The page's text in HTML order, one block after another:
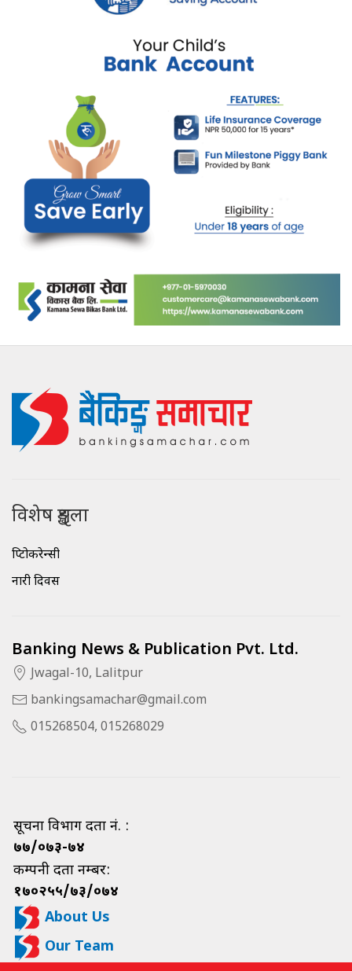
विशेष शृङ्खला
क्रिप्टोकरेन्सी
नारी दिवस
Banking News & Publication Pvt. Ltd.
Jwagal-10, Lalitpur
bankingsamachar@gmail.com
015268504, 015268029
सूचना विभाग दर्ता नं. :
७७/०७३-७४
कम्पनी दर्ता नम्बर:
१७०२५५/७३/०७४
About Us
Our Team